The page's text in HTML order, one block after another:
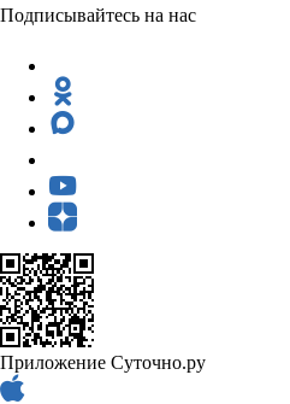
Подписывайтесь на нас
Приложение Суточно.ру